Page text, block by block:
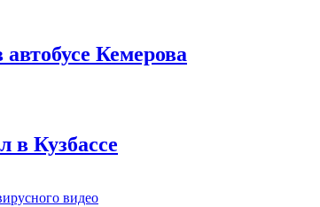
Кемерова
в Кузбассе